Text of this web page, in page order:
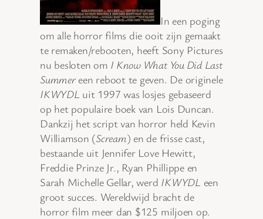
In een poging
om alle horror films die ooit zijn gemaakt
te remaken/rebooten, heeft Sony Pictures
nu besloten om I Know What You Did Last
Summereen reboot te geven. De originele
IKWYDL uit 1997 was losjes gebaseerd
op het populaire boek van Lois Duncan.
Dankzij het script van horror held Kevin
Williamson (Scream) en de frisse cast,
bestaande uit Jennifer Love Hewitt,
Freddie Prinze Jr., Ryan Phillippe en
Sarah Michelle Gellar, werd IKWYDL een
groot succes. Wereldwijd bracht de
horror film meer dan $125 miljoen op.